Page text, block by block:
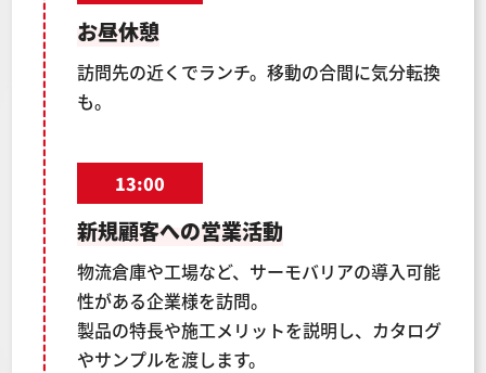
お昼休憩
訪問先の近くでランチ。移動の合間に気分転換
も。
13:00
新規顧客への営業活動
物流倉庫や工場など、サーモバリアの導入可能
性がある企業様を訪問。
製品の特長や施工メリットを説明し、カタログ
やサンプルを渡します。